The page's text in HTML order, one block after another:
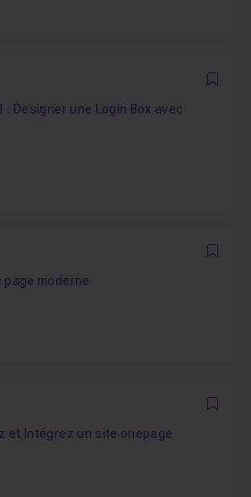
: Designer une Login Box avec
page moderne
et Intégrez un site onepage